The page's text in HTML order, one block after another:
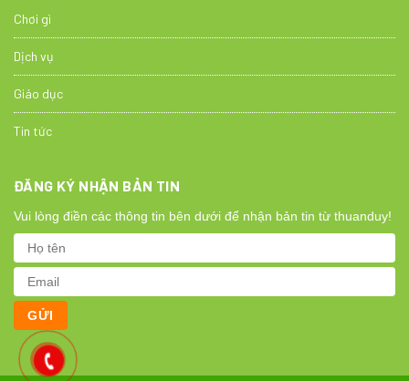
Chơi gì
Dịch vụ
Giáo dục
Tin tức
ĐĂNG KÝ NHẬN BẢN TIN
Vui lòng điền các thông tin bên dưới để nhận bản tin từ thuanduy!